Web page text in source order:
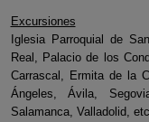
Excursiones
Iglesia Parroquial de
Real, Palacio de los
Carrascal, Ermita de la
Ángeles, Ávila,
Salamanca, Valladolid,